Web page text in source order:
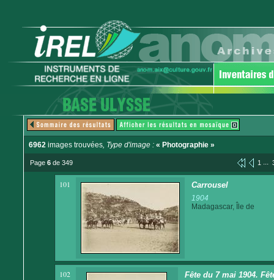
6962 images trouvées, Type d'image : « Photographie »
Page 6 de 349 1 ...
101 Carrousel
1904
Madagascar, Île de
102 Fête du 7 mai 1904.